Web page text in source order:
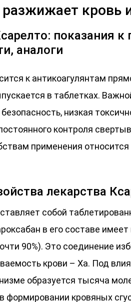
кровь
показания
аналоги
к антикоагулянтам
в таблетках.
низкая
контроля
применения
лекарства
собой
в его составе
90%). Это соединение
крови – Ха. Под
образуется тысяча
формировании кровяных